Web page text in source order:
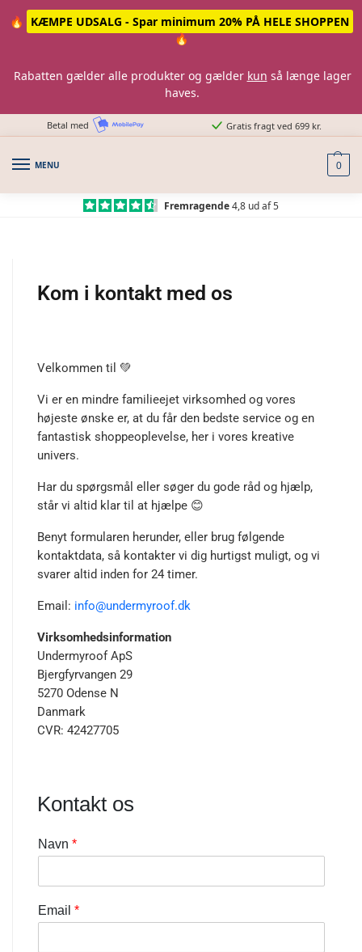
🔥
KÆMPE UDSALG - Spar minimum 20% PÅ HELE SHOPPEN
🔥
Rabatten gælder alle produkter og gælder kun så længe lager
haves.
Betal med Gratis fragt ved 699 kr.
MENU 0
Fremragende4,8 ud af 5
Kom i kontakt med os
Velkommen til 💚
Vi er en mindre familieejet virksomhed og vores
højeste ønske er, at du får den bedste service og en
fantastisk shoppeoplevelse, her i vores kreative
univers.
Har du spørgsmål eller søger du gode råd og hjælp,
står vi altid klar til at hjælpe 😊
Benyt formularen herunder, eller brug følgende
kontaktdata, så kontakter vi dig hurtigst muligt, og vi
svarer altid inden for 24 timer.
Email: info@undermyroof.dk
Virksomhedsinformation
Undermyroof ApS
Bjergfyrvangen 29
5270 Odense N
Danmark
CVR: 42427705
Kontakt os
Navn *
Email *